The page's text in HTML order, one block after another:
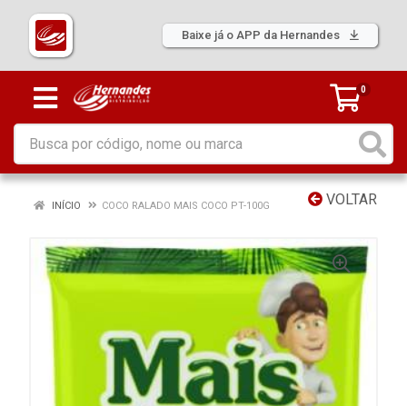
Baixe já o APP da Hernandes
0
VOLTAR
INÍCIO COCO RALADO MAIS COCO PT-100G